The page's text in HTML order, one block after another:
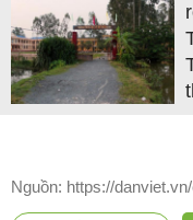
Nguồn: https://